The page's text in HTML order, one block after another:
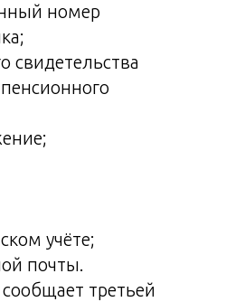
номер
свидетельства
учёте;
почты.
третьей